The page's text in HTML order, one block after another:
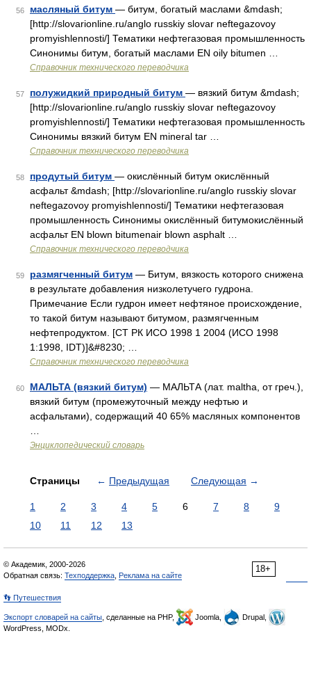
56 масляный битум — битум, богатый маслами &mdash;
[http://slovarionline.ru/anglo russkiy slovar neftegazovoy
promyishlennosti/] Тематики нефтегазовая промышленность
Синонимы битум, богатый маслами EN oily bitumen …
Справочник технического переводчика
57 полужидкий природный битум — вязкий битум &mdash;
[http://slovarionline.ru/anglo russkiy slovar neftegazovoy
promyishlennosti/] Тематики нефтегазовая промышленность
Синонимы вязкий битум EN mineral tar …
Справочник технического переводчика
58 продутый битум — окислённый битум окислённый
асфальт &mdash; [http://slovarionline.ru/anglo russkiy slovar
neftegazovoy promyishlennosti/] Тематики нефтегазовая
промышленность Синонимы окислённый битумокислённый
асфальт EN blown bitumenair blown asphalt …
Справочник технического переводчика
59 размягченный битум — Битум, вязкость которого снижена
в результате добавления низколетучего гудрона.
Примечание Если гудрон имеет нефтяное происхождение,
то такой битум называют битумом, размягченным
нефтепродуктом. [СТ РК ИСО 1998 1 2004 (ИСО 1998
1:1998, IDT)]&#8230; …
Справочник технического переводчика
60 МАЛЬТА (вязкий битум) — МАЛЬТА (лат. maltha, от греч.),
вязкий битум (промежуточный между нефтью и
асфальтами), содержащий 40 65% масляных компонентов
Энциклопедический словарь
Страницы ← Предыдущая Следующая →
1 2 3 4 5 6 7 8
9
10
11 12 13
18+
© Академик, 2000-2026
Обратная связь: Техподдержка Реклама на сайте
👣 Путешествия
Экспорт словарей на сайты , сделанные на PHP, Joomla,
Drupal,
WordPress, MODx.